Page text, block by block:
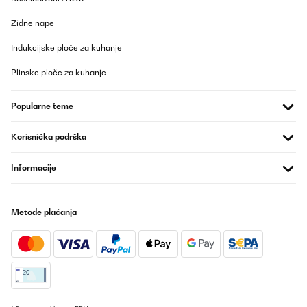
Installation facile mais avec une autre personne. Très beau,
d’inversion de rotation. Très agréable par cette saison de
Utilisateur d'Amazon
Prevedi
Zidne nape
Indukcijske ploče za kuhanje
Plinske ploče za kuhanje
Popularne teme
Korisnička podrška
Informacije
Metode plaćanja